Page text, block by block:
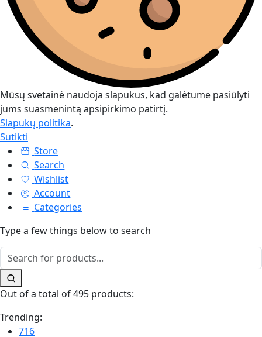
Mūsų svetainė naudoja slapukus, kad galėtume pasiūlyti
jums suasmenintą apsipirkimo patirtį.
Slapukų politika.
Sutikti
Store
Search
Wishlist
Account
Categories
Type a few things below to search
Out of a total of 495 products:
Trending:
716